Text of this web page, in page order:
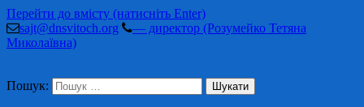
Перейти до вмісту (натисніть Enter)
sajt@dnsvitoch.org
— директор (Розумейко Тетяна
Миколаївна)
Пошук: